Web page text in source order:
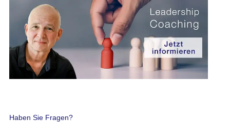
Haben Sie Fragen?